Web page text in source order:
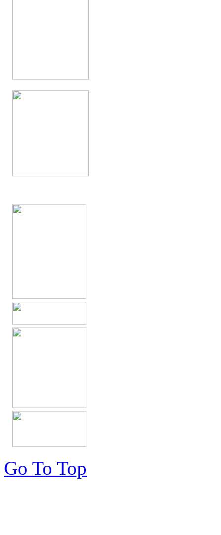
Go To Top